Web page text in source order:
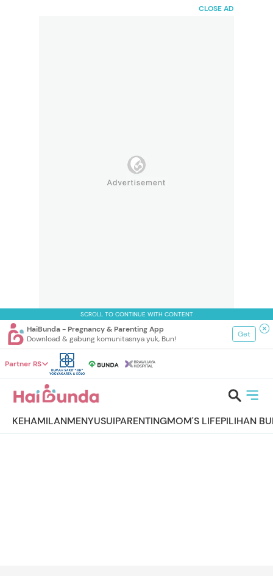
CLOSE AD
SCROLL TO CONTINUE WITH CONTENT
HaiBunda - Pregnancy & Parenting App
Download & gabung komunitasnya yuk, Bun!
Get
Partner RS
KEHAMILANMENYUSUIPARENTINGMOM'S LIFEPILIHAN